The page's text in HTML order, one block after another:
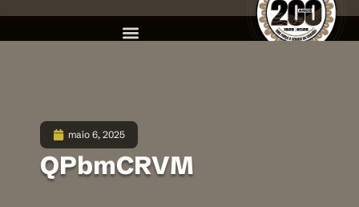
maio 6, 2025
QPbmCRVM